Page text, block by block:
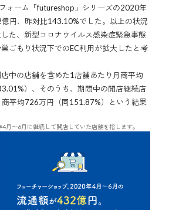
ォーム「futureshop」シリーズの2020年
円、昨対比143.10%でした。以上の状況
た、新型コロナウイルス感染症緊急事態
ごもり状況下でのEC利用が拡大したと考
中の店舗を含めた1店舗あたり月商平均
）、そのうち、期間中の開店継続店
商平均726万円（同151.87%）という結果
月〜6月に継続して開店していた店舗を指します。